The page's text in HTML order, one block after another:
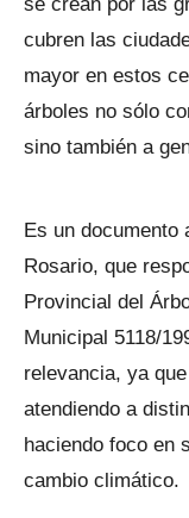
cubren las
mayor en estos
árboles no sólo
sino también a
Es un documento
Rosario, que
Provincial del
Municipal 5118/
relevancia, ya
atendiendo a
haciendo foco en
cambio climático.